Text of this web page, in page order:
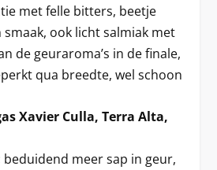
met felle bitters, beetje
ook licht salmiak met
de geuraroma’s in de finale,
qua breedte, wel schoon
Xavier Culla, Terra Alta,
beduidend meer sap in geur,